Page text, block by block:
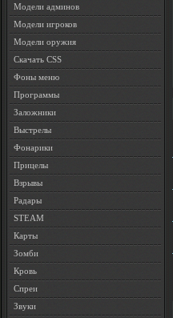
Модели админов
Модели игроков
Модели оружия
Скачать CSS
Фоны меню
Программы
Заложники
Выстрелы
Фонарики
Прицелы
Взрывы
Радары
STEAM
Карты
Зомби
Кровь
Спреи
Звуки